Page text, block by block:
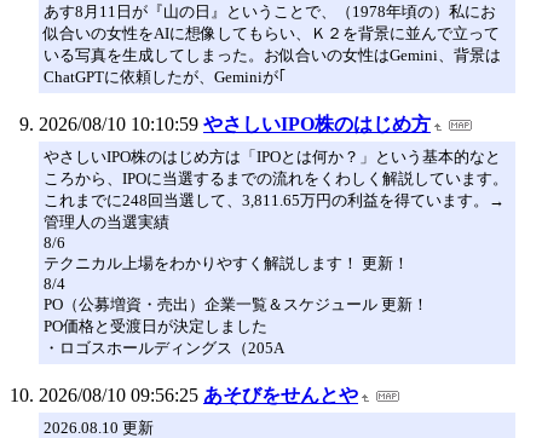
あす8月11日が『山の日』ということで、（1978年頃の）私にお
似合いの女性をAIに想像してもらい、Ｋ２を背景に並んで立って
いる写真を生成してしまった。お似合いの女性はGemini、背景は
ChatGPTに依頼したが、Geminiが｢
2026/08/10 10:10:59 やさしいIPO株のはじめ方
やさしいIPO株のはじめ方は「IPOとは何か？」という基本的なと
ころから、IPOに当選するまでの流れをくわしく解説しています。
これまでに248回当選して、3,811.65万円の利益を得ています。→
管理人の当選実績
8/6
テクニカル上場をわかりやすく解説します！ 更新！
8/4
PO（公募増資・売出）企業一覧＆スケジュール 更新！
PO価格と受渡日が決定しました
・ロゴスホールディングス（205A
2026/08/10 09:56:25 あそびをせんとや
2026.08.10 更新